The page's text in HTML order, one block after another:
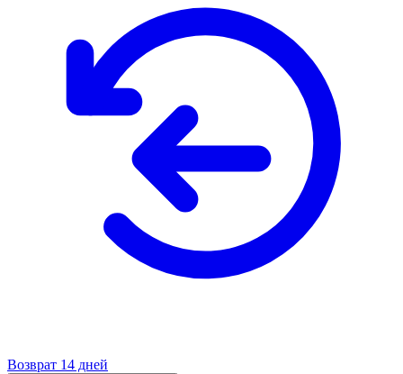
Возврат 14 дней